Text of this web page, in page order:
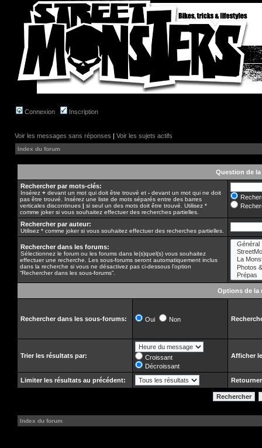
Connexion Inscription
Voir les messages sans réponses | Voir les sujets actifs
Index du forum
Question de la
Rechercher par mots-clés:
Insérez + devant un mot qui doit être trouvé et - devant un mot qui ne doit
pas être trouvé. Insérez une liste de mots séparés entre des barres
verticales discontinues | si seul un des mots doit être trouvé. Utilisez *
comme joker si vous souhaitez effectuer des recherches partielles.
Rechercher par auteur:
Utilisez * comme joker si vous souhaitez effectuer des recherches partielles.
Rechercher dans les forums:
Sélectionnez le forum ou les forums dans le(s)quel(s) vous souhaitez
effectuer une recherche. Les sous-forums seront automatiquement inclus
dans la recherche si vous ne désactivez pas ci-dessous l’option
“Rechercher dans les sous-forums”.
Options de la
Rechercher dans les sous-forums: Oui Non
Trier les résultats par:
Croissant
Décroissant
Afficher
Limiter les résultats au précédent:
Index du forum